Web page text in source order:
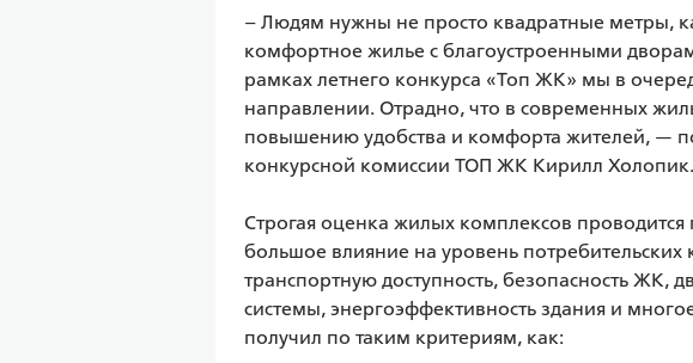
– Людям нужны не просто квадратные метры,
комфортное жилье с благоустроенными
рамках летнего конкурса «Топ ЖК» мы в
направлении. Отрадно, что в современных
повышению удобства и комфорта жителей, —
конкурсной комиссии ТОП ЖК Кирилл Холопик.
Строгая оценка жилых комплексов
большое влияние на уровень
транспортную доступность, безопасность ЖК,
системы, энергоэффективность здания и
получил по таким критериям, как: